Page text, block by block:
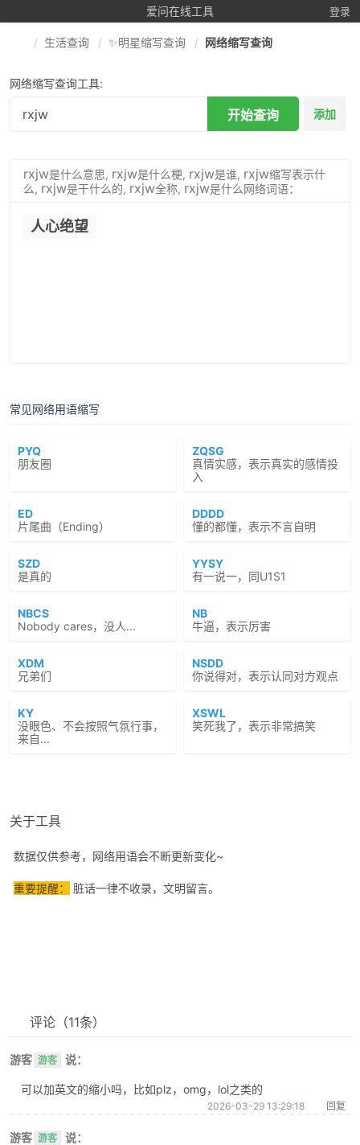
爱问在线工具 登录
生活查询 ✨明星缩写查询 网络缩写查询
网络缩写查询工具:
开始查询 添加
rxjw是什么意思, rxjw是什么梗, rxjw是谁, rxjw缩写表示什
么, rxjw是干什么的, rxjw全称, rxjw是什么网络词语：
人心绝望
常见网络用语缩写
PYQ
朋友圈
ZQSG
真情实感，表示真实的感情投
入
ED
片尾曲（Ending）
DDDD
懂的都懂，表示不言自明
SZD
是真的
YYSY
有一说一，同U1S1
NBCS
Nobody cares，没人...
NB
牛逼，表示厉害
XDM
兄弟们
NSDD
你说得对，表示认同对方观点
KY
没眼色、不会按照气氛行事，
来自...
XSWL
笑死我了，表示非常搞笑
关于工具
数据仅供参考，网络用语会不断更新变化~
重要提醒： 脏话一律不收录，文明留言。
评论 （11条）
游客 游客 说：
可以加英文的缩小吗，比如plz，omg，lol之类的
2026-03-29 13:29:18 回复
游客 游客 说：